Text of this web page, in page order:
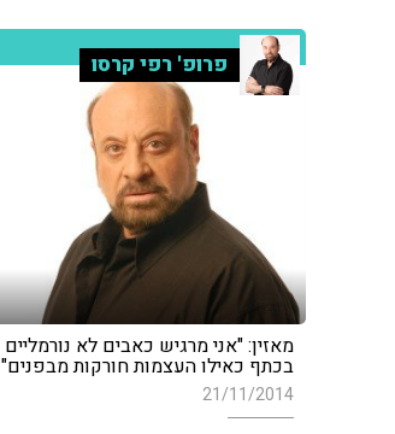
פרופ' רפי קרסו
מאזין: "אני מרגיש כאבים לא נורמליים
בכתף כאילו העצמות חורקות מבפנים"
21/11/2014